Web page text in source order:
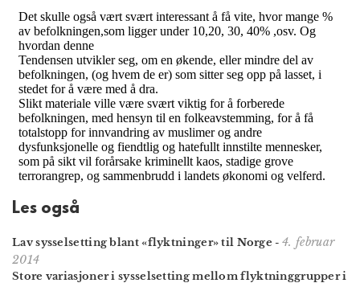
Les også
Lav sysselsetting blant «flyktninger» til Norge -4. februar
2014
Store variasjoner i sysselsetting mellom flyktning­grupper i